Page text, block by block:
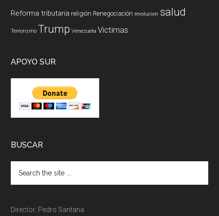
Reforma tributaria religión Renegociación revolucion salud
Terrorismo Trump Venezuela Victimas
APOYO SUR
BUSCAR
Director: Pedro Santana